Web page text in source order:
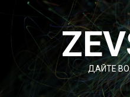
Перейти
содержимому
ДАЙТЕ